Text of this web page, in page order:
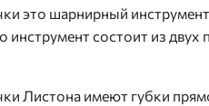
это шарнирный
инструмент состоит из
Листона имеют губки